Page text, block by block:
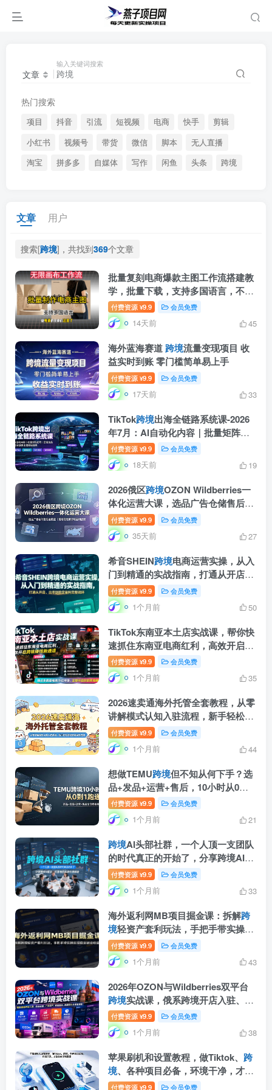
文章
输入关键词搜索
热门搜索
项目 抖音 引流 短视频 电商 快手
剪辑
小红书
视频号 带货 微信 脚本
无人直播
淘宝
拼多多 自媒体 写作 闲鱼 头条 跨境
文章 用户
搜索[跨境]，共找到369个文章
批量复刻电商爆款主图工作流搭建教
学，批量下载，支持多国语言，不管
是国内电商还是跨境店群都能用
付费资源 ¥9.9 会员免费
14天前 45
海外蓝海赛道跨境流量变现项目 收
益实时到账 零门槛简单易上手
付费资源 ¥9.9 会员免费
17天前 33
TikTok跨境出海全链路系统课-2026
年7月：AI自动化内容｜批量矩阵起
号｜蓝海选品回款全链路出海实操课
程
付费资源 ¥9.9 会员免费
18天前 19
2026俄区跨境OZON Wildberries一
体化运营大课，选品广告仓储售后全
覆盖，搭建稳定俄跨境盈利店铺
付费资源 ¥9.9 会员免费
35天前 27
希音SHEIN跨境电商运营实操，从入
门到精通的实战指南，打通从开店、
出单到稳定盈利完整闭环
付费资源 ¥9.9 会员免费
1个月前 50
TikTok东南亚本土店实战课，帮你快
速抓住东南亚电商红利，高效开启跨
境賺钱新通道
付费资源 ¥9.9 会员免费
1个月前 35
2026速卖通海外托管全套教程，从零
讲解模式认知入驻流程，新手轻松落
地跨境海托店铺
付费资源 ¥9.9 会员免费
1个月前 44
想做TEMU跨境但不知从何下手？选
品+发品+运营+售后，10小时从0到1
跑通
付费资源 ¥9.9 会员免费
1个月前 21
跨境AI头部社群，一个人顶一支团队
的时代真正的开始了，分享跨境AI前
沿，可落地的实战经验(更新6月19日)
付费资源 ¥9.9 会员免费
1个月前 33
海外返利网MB项目掘金课：拆解跨
境轻资产套利玩法，手把手带实操实
现稳定被动收益
付费资源 ¥9.9 会员免费
1个月前 43
2026年OZON与Wildberries双平台
跨境实战课，俄系跨境开店入驻、选
品运营、广告投产、物流售后、数据
优化全落地课程
付费资源 ¥9.9 会员免费
1个月前 38
苹果刷机和设置教程，做Tiktok、 跨
境、各种项目必备，环境干净，才能
杜绝不利因素
付费资源 ¥9.9 会员免费